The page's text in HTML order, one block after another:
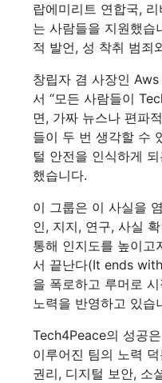
랍에미리트 연합국,
는 사람들을 지원했습
적 발언, 성 착취 범죄
창립자 겸 사장인
서 “모든 사람들이
면, 가짜 뉴스나 편파
들이 두 번 생각할 수
털 안전을 인식하게
했습니다.
이 그룹은 이 사실을
인, 지지, 연구, 사실
통해 인지도를 높이고
서 끝난다(It ends
을 폭로하고 루머로
노력을 반영하고 있습
Tech4Peace의 성공
이루어진 팀의 노력
권리, 디지털 보안, 소